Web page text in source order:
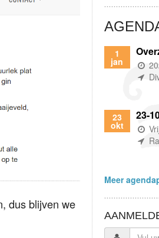
dus blijven we
1
jan
23
okt
23-
Meer